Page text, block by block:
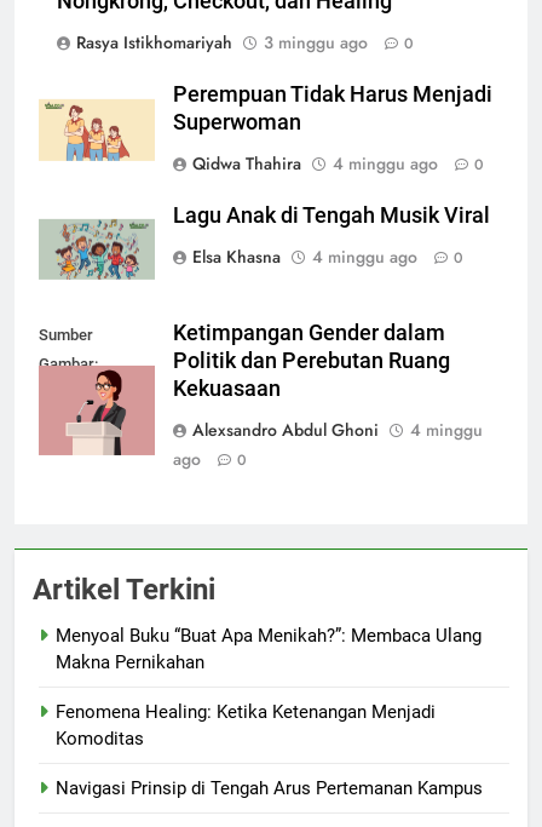
Rasya Istikhomariyah
3 minggu ago 0
Perempuan Tidak Harus Menjadi
Superwoman
Qidwa Thahira
4 minggu ago 0
Lagu Anak di Tengah Musik Viral
Elsa Khasna
4 minggu ago 0
Sumber
Gambar:
depositphotos.com
Ketimpangan Gender dalam
Politik dan Perebutan Ruang
Kekuasaan
Alexsandro Abdul Ghoni
4 minggu
ago
0
Artikel Terkini
Menyoal Buku “Buat Apa Menikah?”: Membaca Ulang
Makna Pernikahan
Fenomena Healing: Ketika Ketenangan Menjadi
Komoditas
Navigasi Prinsip di Tengah Arus Pertemanan Kampus